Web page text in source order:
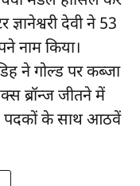
देवी ने 53
नाम किया।
ने गोल्ड पर कब्जा
ब्रॉन्ज जीतने में
पदकों के साथ आठवें